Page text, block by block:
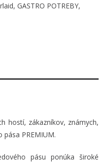
, GASTRO POTREBY,
hostí, zákazníkov, známych,
PREMIUM.
pásu ponúka široké